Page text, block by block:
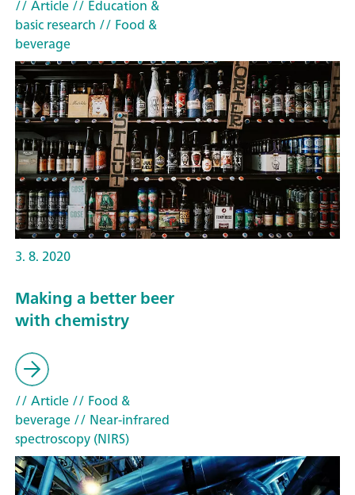
// Article// Education &
basic research // Food &
beverage
3. 8. 2020
Making a better beer
with chemistry
// Article// Food &
beverage// Near-infrared
spectroscopy (NIRS)